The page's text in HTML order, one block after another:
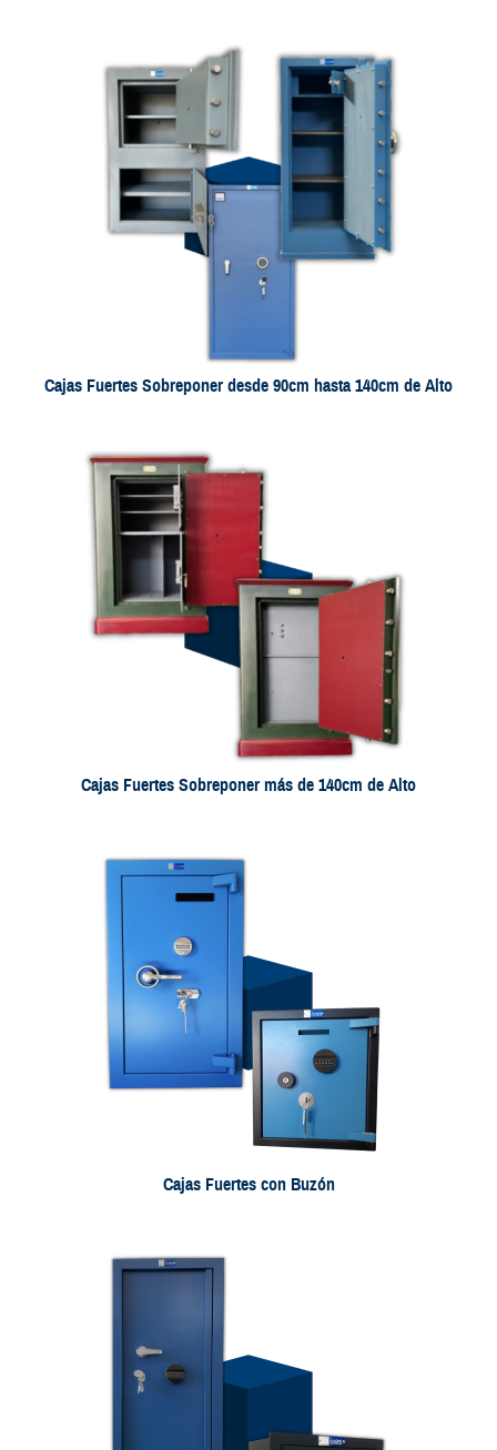
Cajas Fuertes Sobreponer desde 90cm hasta 140cm de Alto
Cajas Fuertes Sobreponer más de 140cm de Alto
Cajas Fuertes con Buzón